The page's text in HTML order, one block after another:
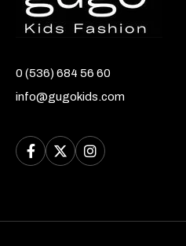
0 (536) 684 56 60
info@gugokids.com